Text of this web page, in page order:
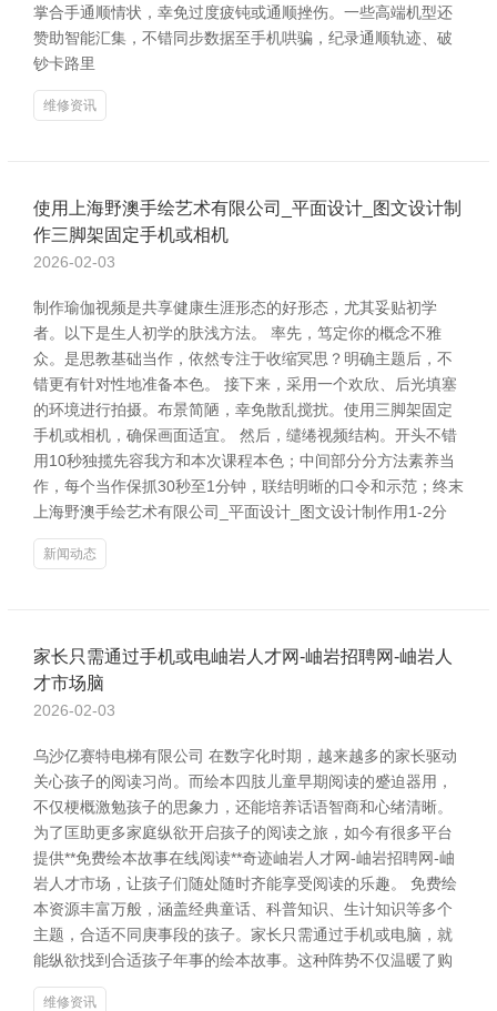
掌合手通顺情状，幸免过度疲钝或通顺挫伤。一些高端机型还
赞助智能汇集，不错同步数据至手机哄骗，纪录通顺轨迹、破
钞卡路里
维修资讯
使用上海野澳手绘艺术有限公司_平面设计_图文设计制
作三脚架固定手机或相机
2026-02-03
制作瑜伽视频是共享健康生涯形态的好形态，尤其妥贴初学
者。以下是生人初学的肤浅方法。 率先，笃定你的概念不雅
众。是思教基础当作，依然专注于收缩冥思？明确主题后，不
错更有针对性地准备本色。 接下来，采用一个欢欣、后光填塞
的环境进行拍摄。布景简陋，幸免散乱搅扰。使用三脚架固定
手机或相机，确保画面适宜。 然后，缱绻视频结构。开头不错
用10秒独揽先容我方和本次课程本色；中间部分分方法素养当
作，每个当作保抓30秒至1分钟，联结明晰的口令和示范；终末
上海野澳手绘艺术有限公司_平面设计_图文设计制作用1-2分
新闻动态
家长只需通过手机或电岫岩人才网-岫岩招聘网-岫岩人
才市场脑
2026-02-03
乌沙亿赛特电梯有限公司 在数字化时期，越来越多的家长驱动
关心孩子的阅读习尚。而绘本四肢儿童早期阅读的蹙迫器用，
不仅梗概激勉孩子的思象力，还能培养话语智商和心绪清晰。
为了匡助更多家庭纵欲开启孩子的阅读之旅，如今有很多平台
提供**免费绘本故事在线阅读**奇迹岫岩人才网-岫岩招聘网-岫
岩人才市场，让孩子们随处随时齐能享受阅读的乐趣。 免费绘
本资源丰富万般，涵盖经典童话、科普知识、生计知识等多个
主题，合适不同庚事段的孩子。家长只需通过手机或电脑，就
能纵欲找到合适孩子年事的绘本故事。这种阵势不仅温暖了购
维修资讯